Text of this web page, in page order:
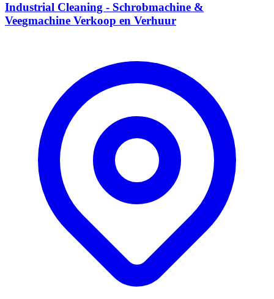
Industrial Cleaning - Schrobmachine &
Veegmachine Verkoop en Verhuur